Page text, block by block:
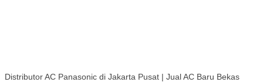
Distributor AC Panasonic di Jakarta Pusat | Jual AC Baru Bekas